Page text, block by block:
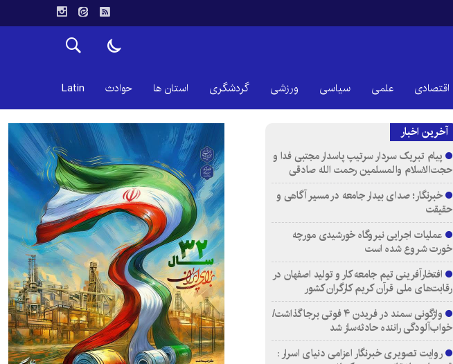
اقتصادی علمی سیاسی ورزشی گردشگری استان ها حوادث Latin
آخرین اخبار
پیام تبریک سردار سرتیپ پاسدار مجتبی فدا و
حجت‌الاسلام والمسلمین رحمت الله صادقی
خبرنگار؛ صدای بیدار جامعه در مسیر آگاهی و
حقیقت
عملیات اجرایی نیروگاه خورشیدی مورچه
خورت شروع شده است
افتخارآفرینی تیم جامعه کار و تولید اصفهان در
رقابت‌های ملی قرآن کریم کارگران کشور
واژگونی سمند در فریدن ۴ فوتی برجا گذاشت/
خواب‌آلودگی راننده حادثه‌ساز شد
روایت تصویری خبرنگار اعزامی دنیای اسرار :